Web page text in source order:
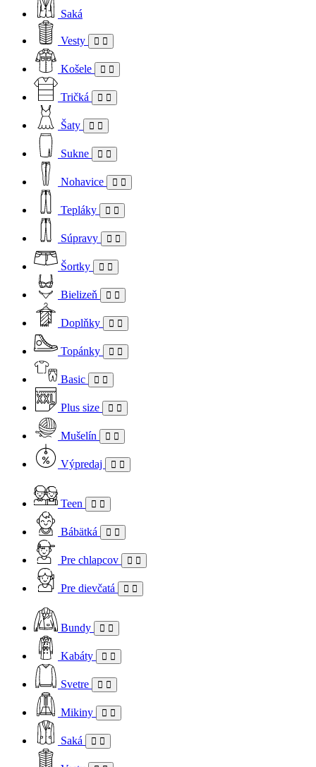
Saká
Vesty
Košele
Tričká
Šaty
Sukne
Nohavice
Tepláky
Súpravy
Šortky
Bielizeň
Doplňky
Topánky
Basic
Plus size
Mušelín
Výpredaj
Teen
Bábätká
Pre chlapcov
Pre dievčatá
Bundy
Kabáty
Svetre
Mikiny
Saká